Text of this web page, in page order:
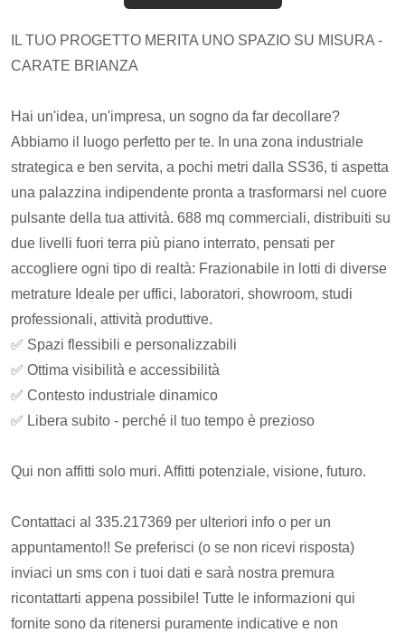
IL TUO PROGETTO MERITA UNO SPAZIO SU MISURA -
CARATE BRIANZA
Hai un'idea, un'impresa, un sogno da far decollare?
Abbiamo il luogo perfetto per te. In una zona industriale
strategica e ben servita, a pochi metri dalla SS36, ti aspetta
una palazzina indipendente pronta a trasformarsi nel cuore
pulsante della tua attività. 688 mq commerciali, distribuiti su
due livelli fuori terra più piano interrato, pensati per
accogliere ogni tipo di realtà: Frazionabile in lotti di diverse
metrature Ideale per uffici, laboratori, showroom, studi
professionali, attività produttive.
✅ Spazi flessibili e personalizzabili
✅ Ottima visibilità e accessibilità
✅ Contesto industriale dinamico
✅ Libera subito - perché il tuo tempo è prezioso
Qui non affitti solo muri. Affitti potenziale, visione, futuro.
Contattaci al 335.217369 per ulteriori info o per un
appuntamento!! Se preferisci (o se non ricevi risposta)
inviaci un sms con i tuoi dati e sarà nostra premura
ricontattarti appena possibile! Tutte le informazioni qui
fornite sono da ritenersi puramente indicative e non